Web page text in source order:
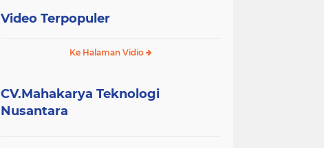
Video Terpopuler
Ke Halaman Vidio
CV.Mahakarya Teknologi
Nusantara